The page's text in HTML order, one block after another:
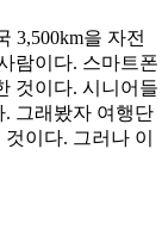
3,500km을 자전
람이다. 스마트폰
것이다. 시니어들
그래봤자 여행단
이다. 그러나 이